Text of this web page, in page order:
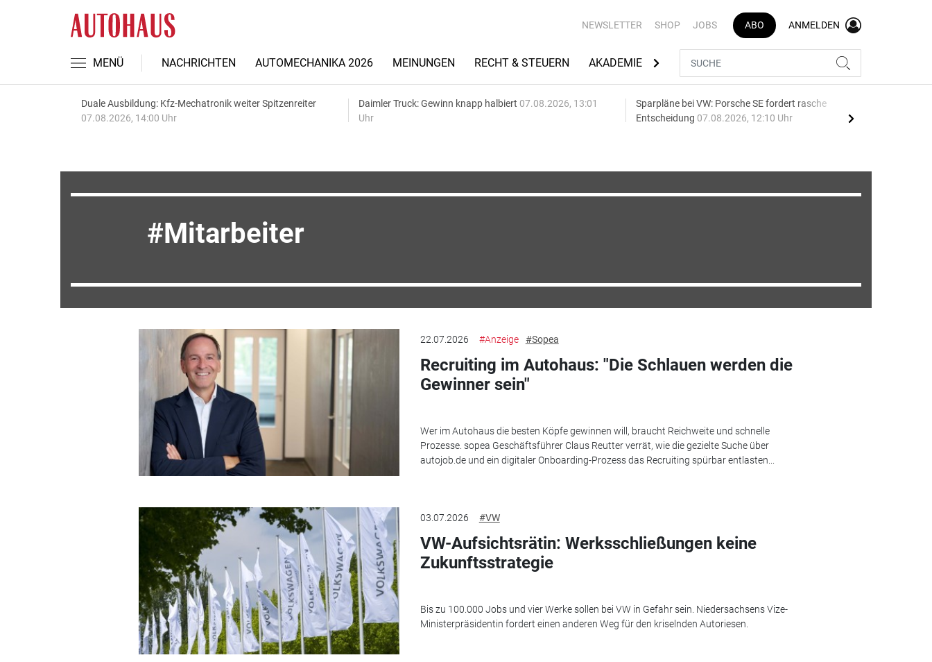
NEWSLETTER SHOP JOBS ABO ANMELDEN
MENÜ NACHRICHTEN AUTOMECHANIKA 2026 MEINUNGEN RECHT & STEUERN AKADEMIE AUTOMARKEN
Duale Ausbildung: Kfz-Mechatronik weiter Spitzenreiter
07.08.2026, 14:00 Uhr
Daimler Truck: Gewinn knapp halbiert 07.08.2026, 13:01
Uhr
Sparpläne bei VW: Porsche SE fordert rasche
Entscheidung 07.08.2026, 12:10 Uhr
Mitarbeiter
22.07.2026 #Anzeige #Sopea
Recruiting im Autohaus: "Die Schlauen werden die
Gewinner sein"
Wer im Autohaus die besten Köpfe gewinnen will, braucht Reichweite und schnelle
Prozesse. sopea Geschäftsführer Claus Reutter verrät, wie die gezielte Suche über
autojob.de und ein digitaler Onboarding-Prozess das Recruiting spürbar entlasten...
03.07.2026 #VW
VW-Aufsichtsrätin: Werksschließungen keine
Zukunftsstrategie
Bis zu 100.000 Jobs und vier Werke sollen bei VW in Gefahr sein. Niedersachsens Vize-
Ministerpräsidentin fordert einen anderen Weg für den kriselnden Autoriesen.